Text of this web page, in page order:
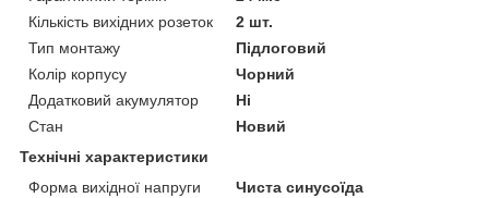
Кількість вихідних розеток
2 шт.
Тип монтажу
Підлоговий
Колір корпусу
Чорний
Додатковий акумулятор
Ні
Стан
Новий
Технічні характеристики
Форма вихідної напруги
Чиста синусоїда